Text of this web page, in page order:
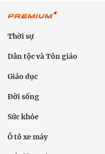
Thời sự
Dân tộc và Tôn giáo
Giáo dục
Đời sống
Sức khỏe
Ô tô xe máy